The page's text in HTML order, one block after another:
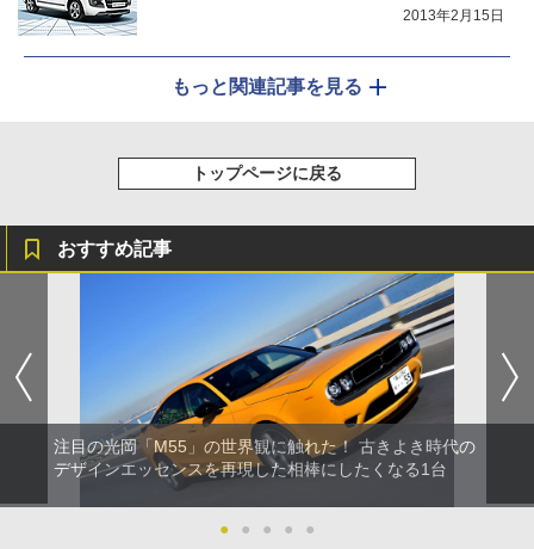
2013年2月15日
もっと関連記事を見る
トップページに戻る
おすすめ記事
注目の光岡「M55」の世界観に触れた！ 古きよき時代の
デザインエッセンスを再現した相棒にしたくなる1台
● ● ● ● ●